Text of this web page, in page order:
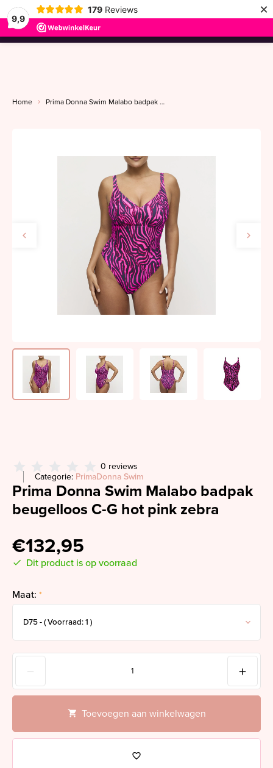
9,9
179 Reviews ×
menu
Home Prima Donna Swim Malabo badpak beugelloos C-G hot pink zebra
0 reviews
Categorie: PrimaDonna Swim
Prima Donna Swim Malabo badpak
beugelloos C-G hot pink zebra
€132,95
Dit product is op voorraad
Maat: *
Toevoegen aan winkelwagen